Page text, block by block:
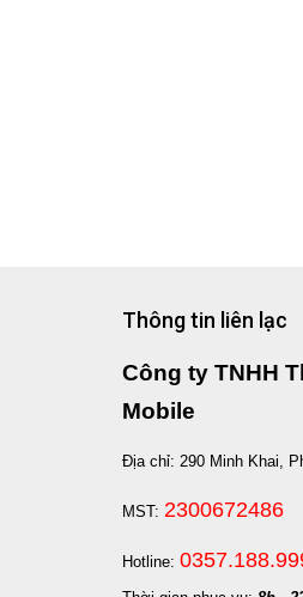
Thông tin liên lạc
Công ty TNHH
Mobile
Địa chỉ: 290 Minh Khai,
MST: 2300672486
Hotline: